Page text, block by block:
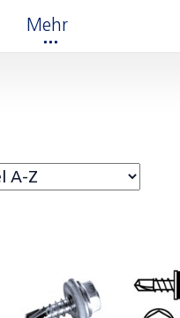
Mehr